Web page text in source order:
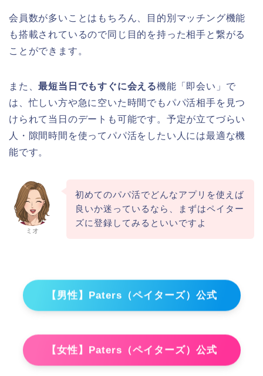
会員数が多いことはもちろん、目的別マッチング機能
も搭載されているので同じ目的を持った相手と繋がる
ことができます。
また、最短当日でもすぐに会える機能「即会い」で
は、忙しい方や急に空いた時間でもパパ活相手を見つ
けられて当日のデートも可能です。予定が立てづらい
人・隙間時間を使ってパパ活をしたい人には最適な機
能です。
ミオ
初めてのパパ活でどんなアプリを使えば
良いか迷っているなら、まずはペイター
ズに登録してみるといいですよ
【男性】Paters（ペイターズ）公式
【女性】Paters（ペイターズ）公式